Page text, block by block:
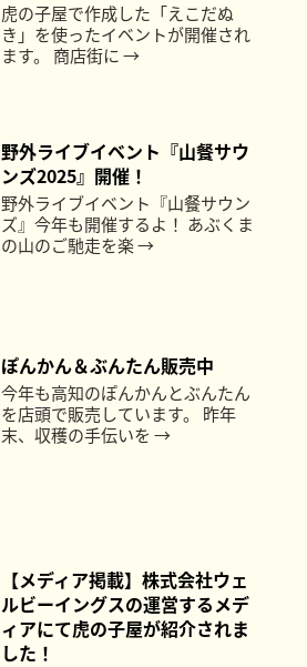
虎の子屋で作成した「えこだぬ
き」を使ったイベントが開催され
ます。 商店街に →
野外ライブイベント『山餐サウ
ンズ2025』開催！
野外ライブイベント『山餐サウン
ズ』今年も開催するよ！ あぶくま
の山のご馳走を楽 →
ぽんかん＆ぶんたん販売中
今年も高知のぽんかんとぶんたん
を店頭で販売しています。 昨年
末、収穫の手伝いを →
【メディア掲載】株式会社ウェ
ルビーイングスの運営するメデ
ィアにて虎の子屋が紹介されま
した！